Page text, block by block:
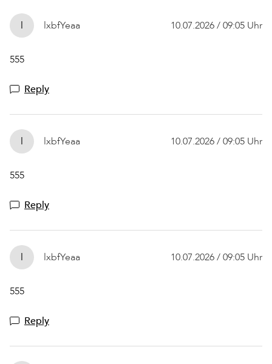
l lxbfYeaa 10.07.2026 / 09:05 Uhr
555
Reply
l lxbfYeaa 10.07.2026 / 09:05 Uhr
555
Reply
l lxbfYeaa 10.07.2026 / 09:05 Uhr
555
Reply